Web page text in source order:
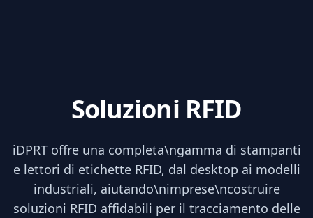
Soluzioni RFID
iDPRT offre una completa\ngamma di stampanti
e lettori di etichette RFID, dal desktop ai modelli
industriali, aiutando\nimprese\ncostruire
soluzioni RFID affidabili per il tracciamento delle